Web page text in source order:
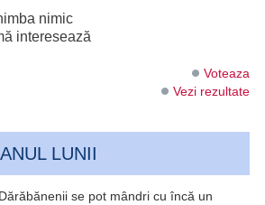
nimic
interesează
Voteaza
Vezi rezultate
LUNII
Dărăbănenii se pot mândri cu încă un